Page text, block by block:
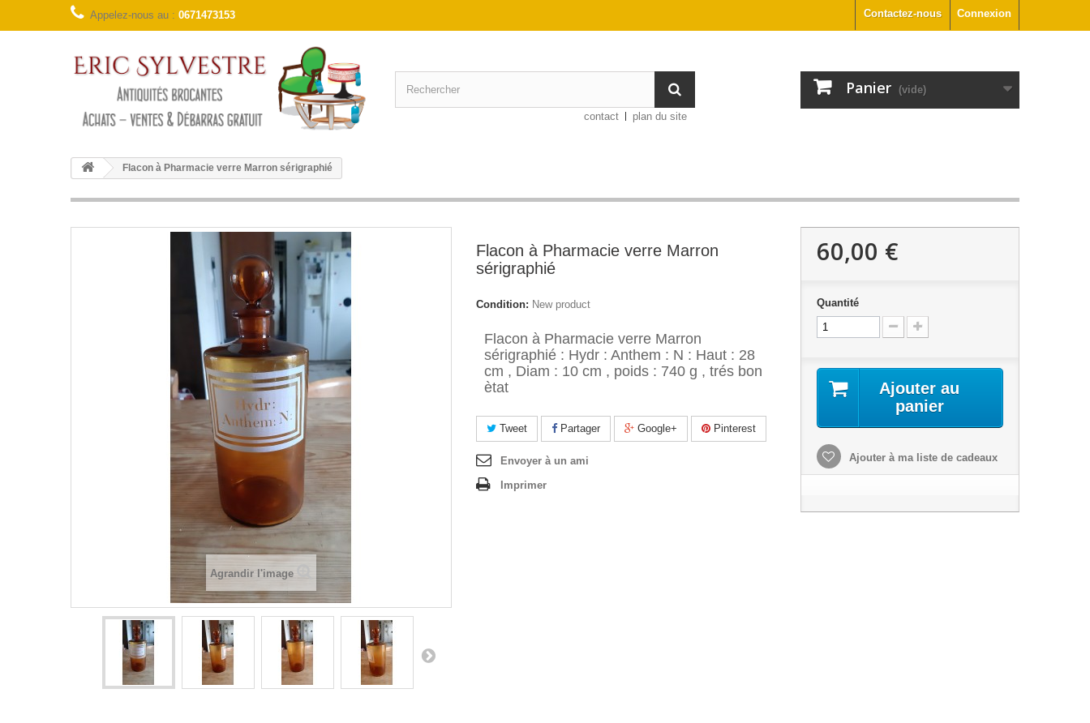
Connexion
Contactez-nous
Appelez-nous au : 0671473153
Panier (vide)
contact plan du site
Flacon à Pharmacie verre Marron sérigraphié
Agrandir l'image
Flacon à Pharmacie verre Marron
sérigraphié
Condition: New product
Flacon à Pharmacie verre Marron
sérigraphié : Hydr : Anthem : N : Haut : 28
cm , Diam : 10 cm , poids : 740 g , trés bon
ètat
Tweet Partager Google+ Pinterest
Envoyer à un ami
Imprimer
60,00 €
Quantité
Ajouter au
panier
Ajouter à ma liste de cadeaux